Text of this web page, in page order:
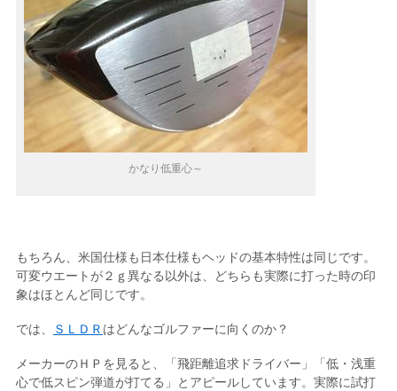
かなり低重心～
もちろん、米国仕様も日本仕様もヘッドの基本特性は同じです。
可変ウエートが２ｇ異なる以外は、どちらも実際に打った時の印
象はほとんど同じです。
では、 ＳＬＤＲ はどんなゴルファーに向くのか？
メーカーのＨＰを見ると、「飛距離追求ドライバー」「低・浅重
心で低スピン弾道が打てる」とアピールしています。実際に試打